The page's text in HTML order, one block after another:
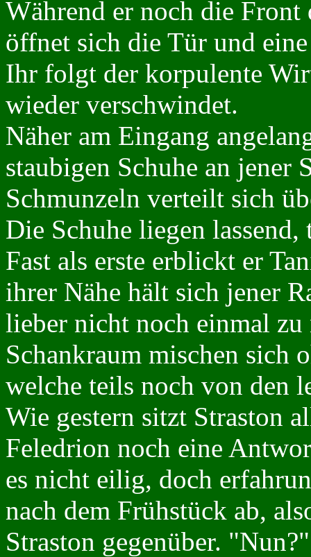
Während er noch die Front
öffnet sich die Tür und
Ihr folgt der korpulente
wieder verschwindet.
Näher am Eingang
staubigen Schuhe an jener
Schmunzeln verteilt sich
Die Schuhe liegen
Fast als erste erblickt er
ihrer Nähe hält sich jener
lieber nicht noch einmal
Schankraum mischen sich
welche teils noch von den
Wie gestern sitzt Straston
Feledrion noch eine
es nicht eilig, doch
nach dem Frühstück ab,
Straston gegenüber.